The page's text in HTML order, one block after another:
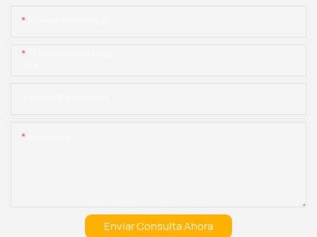
Enviar Consulta Ahora